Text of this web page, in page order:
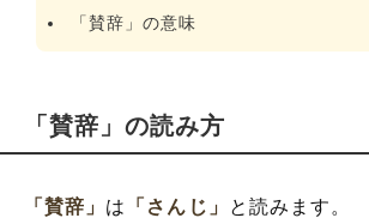
「賛辞」の意味
「賛辞」の読み方
「賛辞」 は 「さんじ」 と読みます。